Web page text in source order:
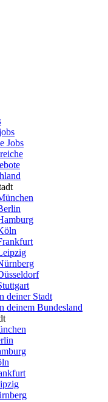
Jobs
deiner Stadt
deinem Bundesland